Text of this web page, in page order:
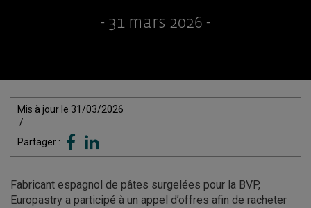
- 31 mars 2026 -
Mis à jour le 31/03/2026
/
Partager :
Fabricant espagnol de pâtes surgelées pour la BVP,
Europastry a participé à un appel d’offres afin de racheter